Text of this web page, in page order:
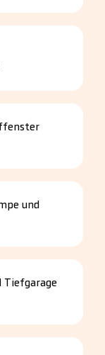
und
Tiefgarage